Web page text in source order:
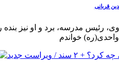
قربانی
رئیس مدرسه، برد و او نیز